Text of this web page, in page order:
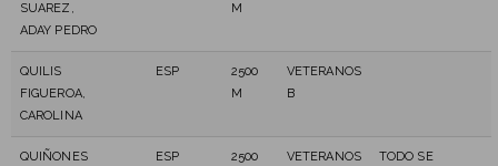
SUAREZ,
ADAY PEDRO
M
QUILIS
FIGUEROA,
CAROLINA
ESP
2500
M
VETERANOS
B
QUIÑONES
ESP
2500
VETERANOS
TODO SE